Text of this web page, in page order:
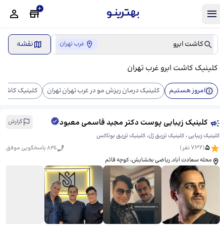
کاشت ابرو غرب تهران نقشه
کلینیک کاشت ابرو غرب تهران
امروز هستیم کلینیک درمان ریزش مو در غرب تهران تهران کلینیک کاشت
کلینیک زیبایی پوست دکتر مجید قاسمی معبود
گزارش
کلینیک زیبایی ، کلینیک تزریق ژل، کلینیک تزریق بوتاکس
5
(
732 نفر) 82% پاسخگویی موفق
محله سعادت آباد, ریاضی بخشایش، کوچه قائم